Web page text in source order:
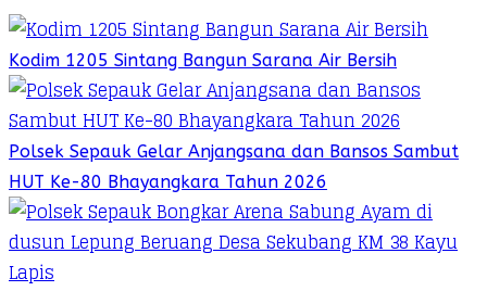
Kodim 1205 Sintang Bangun Sarana Air Bersih
Polsek Sepauk Gelar Anjangsana dan Bansos Sambut
HUT Ke-80 Bhayangkara Tahun 2026